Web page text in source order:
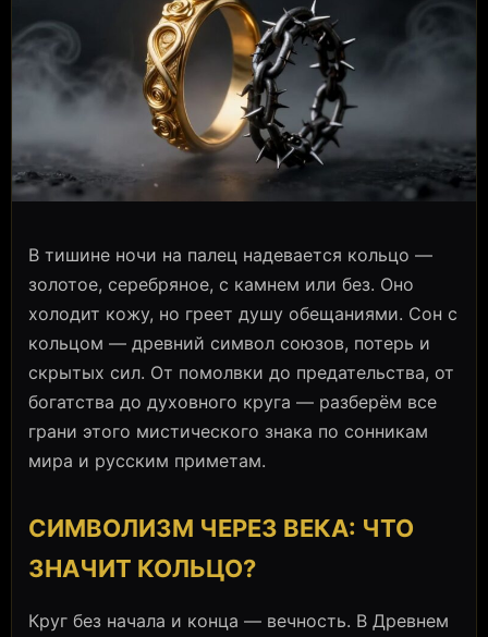
В тишине ночи на палец надевается кольцо —
золотое, серебряное, с камнем или без. Оно
холодит кожу, но греет душу обещаниями. Сон с
кольцом — древний символ союзов, потерь и
скрытых сил. От помолвки до предательства, от
богатства до духовного круга — разберём все
грани этого мистического знака по сонникам
мира и русским приметам.
СИМВОЛИЗМ ЧЕРЕЗ ВЕКА: ЧТО
ЗНАЧИТ КОЛЬЦО?
Круг без начала и конца — вечность. В Древнем